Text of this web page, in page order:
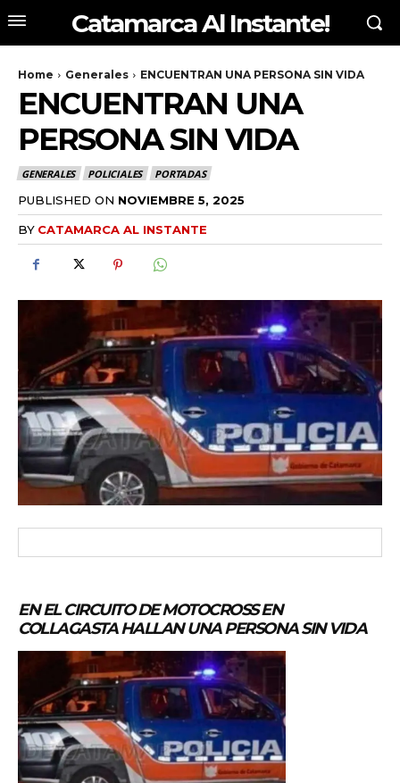
Catamarca Al Instante!
Home Generales ENCUENTRAN UNA PERSONA SIN VIDA
ENCUENTRAN UNA
PERSONA SIN VIDA
GENERALES POLICIALES PORTADAS
PUBLISHED ON NOVIEMBRE 5, 2025
BY CATAMARCA AL INSTANTE
EN EL CIRCUITO DE MOTOCROSS EN
COLLAGASTA HALLAN UNA PERSONA SIN VIDA